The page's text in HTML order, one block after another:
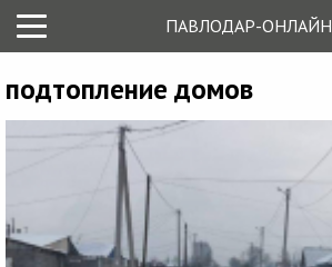
ПАВЛОДАР-ОНЛАЙН
подтопление домов